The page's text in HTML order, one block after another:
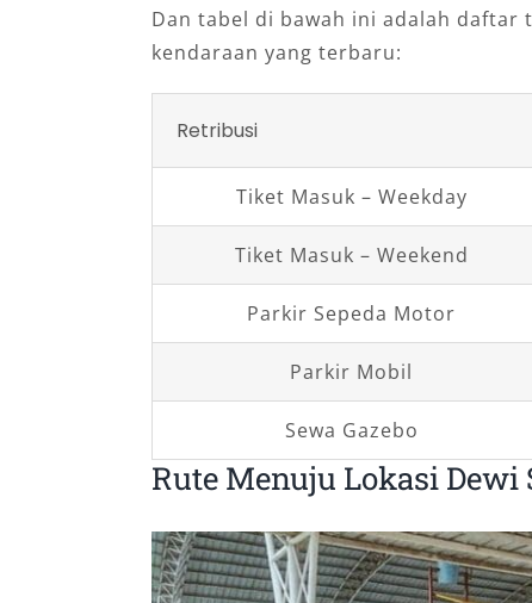
Dan tabel di bawah ini adalah
kendaraan yang terbaru:
Retribusi
Tiket Masuk – Weekday
Tiket Masuk – Weekend
Parkir Sepeda Motor
Parkir Mobil
Sewa Gazebo
Rute Menuju Lokasi